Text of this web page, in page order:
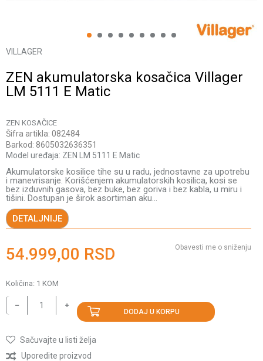
1 2 3 4 5 6 7 8 9
VILLAGER
ZEN akumulatorska kosačica Villager
LM 5111 E Matic
ZEN KOSAČICE
Šifra artikla: 082484
Barkod: 8605032636351
Model uređaja: ZEN LM 5111 E Matic
Akumulatorske kosilice tihe su u radu, jednostavne za upotrebu
i manevrisanje. Korišćenjem akumulatorskih kosilica, kosi se
bez izduvnih gasova, bez buke, bez goriva i bez kabla, u miru i
tišini. Dostupan je širok asortiman aku...
DETALJNIJE
54.999,00 RSD Obavesti me o sniženju
Količina: 1 KOM
DODAJ U KORPU
Sačuvajte u listi želja
Uporedite proizvod